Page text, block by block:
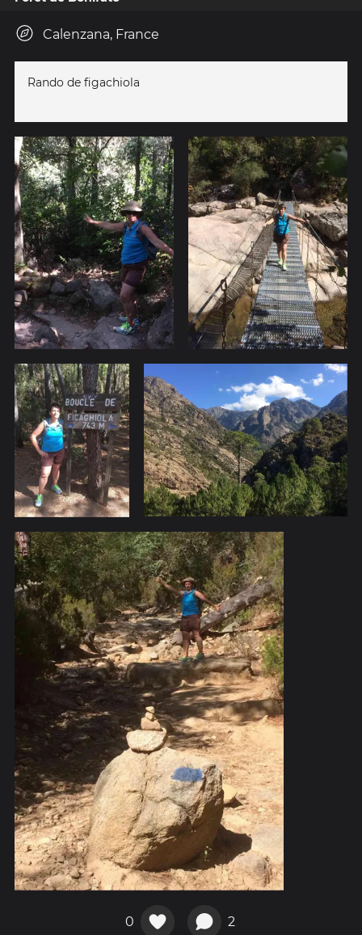
Calenzana, France
Rando de figachiola
0 2